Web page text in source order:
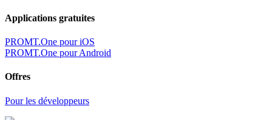
Applications gratuites
PROMT.One pour iOS
PROMT.One pour Android
Offres
Pour les développeurs